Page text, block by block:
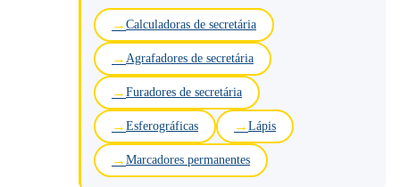
Calculadoras de secretária
Agrafadores de secretária
Furadores de secretária
Esferográficas Lápis
Marcadores permanentes